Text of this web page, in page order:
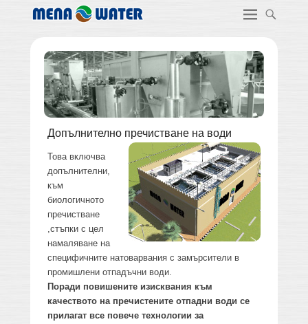
Допълнително пречистване на води
Това включва
допълнителни,
към
биологичното
пречистване
,стъпки с цел
намаляване на
специфичните натоварвания с замърсители в
промишлени отпадъчни води.
Поради повишените изисквания към
качеството на пречистените отпадни води се
прилагат все повече технологии за